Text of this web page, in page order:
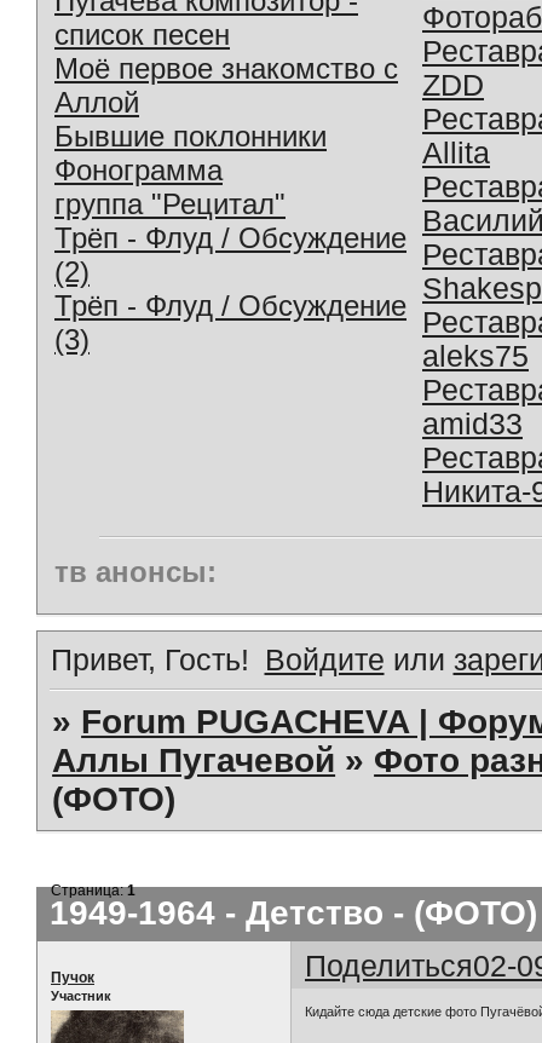
список песен
Моё первое знакомство с
Аллой
Бывшие поклонники
Фонограмма
группа "Рецитал"
Трёп - Флуд / Обсуждение
(2)
Трёп - Флуд / Обсуждение
(3)
ZDD
Allita
aleks75
amid33
Никита-
тв анонсы:
Привет, Гость! Войдите или
» Forum PUGACHEVA |
Аллы Пугачевой » Фото
(ФОТО)
1949-1964 - Детство - (ФОТО)
Страница:1
Поделиться02-
Пучок
Участник
Кидайте сюда детские фото